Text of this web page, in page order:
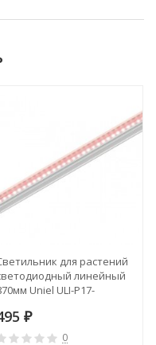
для растений
линейный
Uniel ULI-P17-
₽
0